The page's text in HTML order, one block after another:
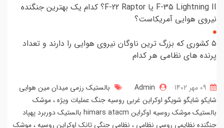
F-35 Lightning II یا F-22 Raptor؟ کدام یک بهترین جنگنده
نیروی هوایی آمریکاست؟
۵ کشوری که بزرگ ترین ناوگان نیروی هوایی را دارند و تعداد
پرنده های نظامی هر کدام
Admin
بالستیک رزمی میدان مین هوایی
شایکو شایگو شویگو اوکراین غربی روسیه جنگ عملیات ویژه موشک
بالستیک موشک روسیه اوکراین himars atacm بالستیک دوربرد پهپاد
جنگنده نظایمی روسی نظامی
نظامی جنگی تانک اوکراین روسیه موشک